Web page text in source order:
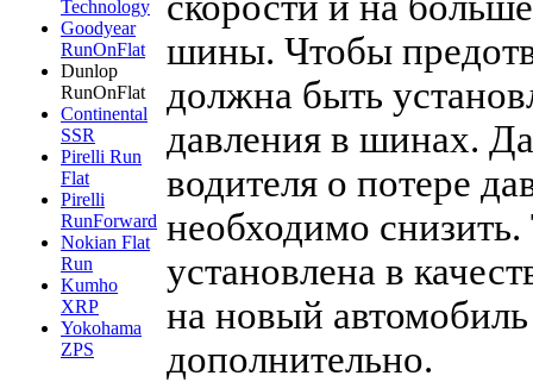
Technology
Goodyear
RunOnFlat
Dunlop
RunOnFlat
Continental
SSR
Pirelli Run
Flat
Pirelli
RunForward
Nokian Flat
Run
Kumho
XRP
Yokohama
ZPS
шины. Чтобы
должна быть
давления в шинах.
водителя о потере
необходимо
установлена в
на новый
дополнительно.